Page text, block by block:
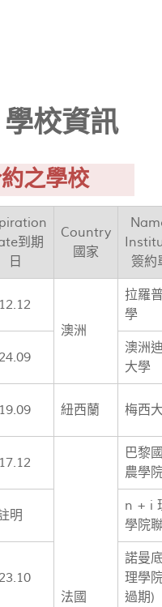
校資訊
之學校
到期
日
Country
國家
簽約
澳洲
拉羅
學
澳洲
大學
紐西蘭 梅西
法國
巴黎
農學
明
n + i
學院
諾曼
理學
過期)